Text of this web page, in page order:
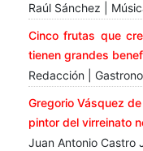
Raúl Sánchez |
Cinco frutas que
tienen grandes
Redacción |
Gregorio Vásquez
pintor del virreinato
Juan Antonio Castro